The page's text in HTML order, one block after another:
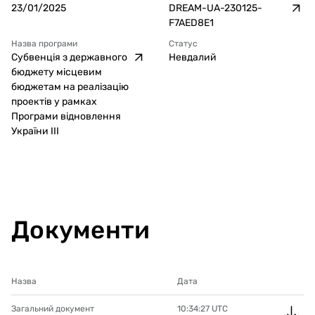
23/01/2025
DREAM-UA-230125-
F7AED8E1
Назва програми
Субвенція з державного
бюджету місцевим
бюджетам на реалізацію
проектів у рамках
Програми відновлення
України ІІІ
Статус
Невдалий
Документи
Назва Дата
Загальний документ 10:34:27 UTC